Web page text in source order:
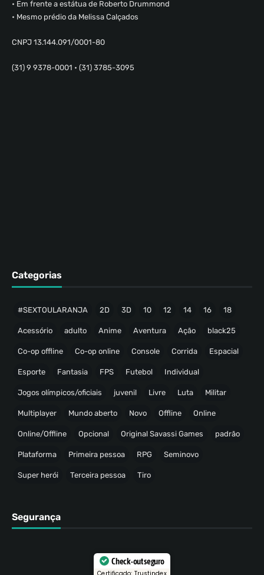
• Em frente a estátua de Roberto Drummond
• Mesmo prédio da Melissa Calçados
CNPJ 13.144.091/0001-80
(31) 9 9378-0001 • (31) 3785-3095
Categorias
#SEXTOULARANJA 2D 3D 10 12 14 16 18
Acessório adulto Anime Aventura Ação black25
Co-op offline Co-op online Console Corrida Espacial
Esporte Fantasia FPS Futebol Individual
Jogos olímpicos/oficiais juvenil Livre Luta Militar
Multiplayer Mundo aberto Novo Offline Online
Online/Offline Opcional Original Savassi Games padrão
Plataforma Primeira pessoa RPG Seminovo
Super herói Terceira pessoa Tiro
Segurança
Check-out seguro